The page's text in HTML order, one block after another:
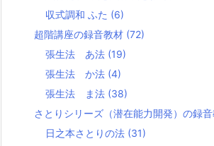
収式調和 ふた (6)
超階講座の録音教材 (72)
張生法 あ法 (19)
張生法 か法 (4)
張生法 ま法 (38)
さとりシリーズ（潜在能力開発）の録
日之本さとりの法 (31)